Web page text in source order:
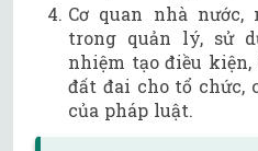
Cơ quan nhà
trong quản lý, sử
nhiệm tạo điều
đất đai cho tổ chức,
của pháp luật.